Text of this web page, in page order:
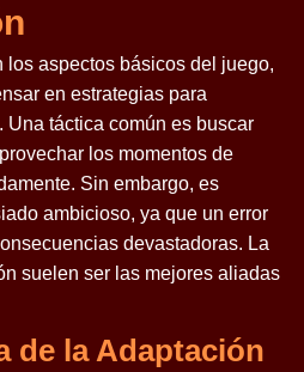
los aspectos básicos del juego,
en estrategias para
Una táctica común es buscar
los momentos de
Sin embargo, es
ambicioso, ya que un error
devastadoras. La
suelen ser las mejores aliadas
de la Adaptación